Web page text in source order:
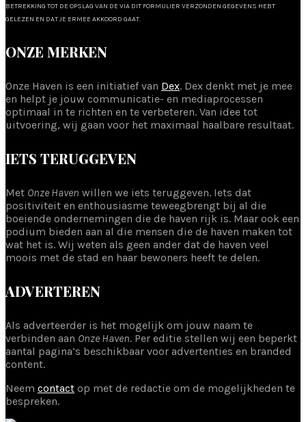
BETREKKING TOT DE OPSLAG VAN DE VIA DIT FORMULIER VERZONDEN GEGEVENS HEBT
GELEZEN EN DAT JE ERMEE AKKOORD GAAT.
ONZE MERKEN
Onze Haven is een initiatief van Dex. Dex denkt met je mee
en helpt je jouw communicatie- en mediaprocessen
optimaal in te richten en te verbeteren. Van idee tot
uitvoering, wij gaan voor het maximaal haalbare resultaat.
IETS TERUGGEVEN
Met Onze Haven willen we iets teruggeven. Iets dat
positiviteit en enthousiasme teweegbrengt bij al die
boeiende ondernemingen die de haven rijk is. Maar ook een
podium bieden aan al die mensen die de haven maken tot
wat het is. Wij weten als geen ander dat de haven veel
moois met de stad en haar bewoners heeft te delen.
ADVERTEREN
Als adverteerder is het mogelijk om jouw naam te
verbinden aan Onze Haven. Per editie stellen wij een beperkt
aantal pagina’s beschikbaar voor advertenties en branded
content.
Neem contact op met de redactie om de mogelijkheden te
bespreken.